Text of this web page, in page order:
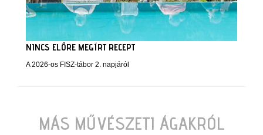
NINCS ELŐRE MEGÍRT RECEPT
A 2026-os FISZ-tábor 2. napjáról
MÁS MŰVÉSZETI ÁGAKRÓL